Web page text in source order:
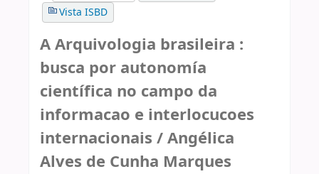
Vista ISBD
A Arquivologia brasileira :
busca por autonomía
científica no campo da
informacao e interlocucoes
internacionais /Angélica
Alves de Cunha Marques